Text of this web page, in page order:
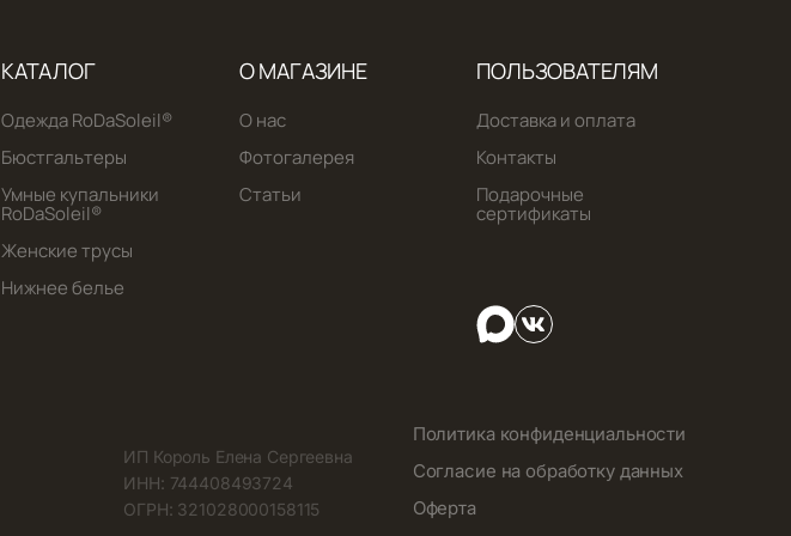
КАТАЛОГ
Одежда RoDaSoleil®️
Бюстгальтеры
Умные купальники
RoDaSoleil®️
Женские трусы
Нижнее белье
О МАГАЗИНЕ
О нас
Фотогалерея
Статьи
ПОЛЬЗОВАТЕЛЯМ
Доставка и оплата
Контакты
Подарочные
сертификаты
ИП Король Елена Сергеевна
ИНН: 744408493724
ОГРН: 321028000158115
Политика конфиденциальности
Согласие на обработку данных
Оферта